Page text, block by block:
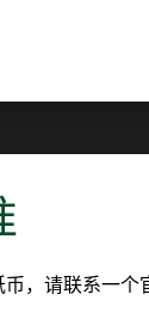
，请联系一个